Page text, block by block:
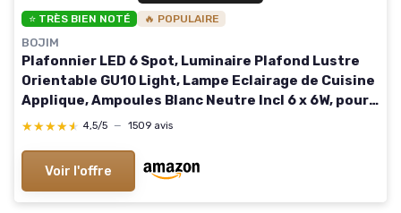
⭐ TRÈS BIEN NOTÉ 🔥 POPULAIRE
BOJIM
Plafonnier LED 6 Spot, Luminaire Plafond Lustre
Orientable GU10 Light, Lampe Eclairage de Cuisine
Applique, Ampoules Blanc Neutre Incl 6 x 6W, pour
Interieur Salle Manger Salon, Nickel Mat 6 Spots /
★★★★★
★★★★★ 4,5/5 — 1509 avis
Voir l'offre